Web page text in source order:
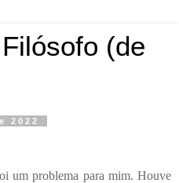
(de
2022
um problema para mim. Houve